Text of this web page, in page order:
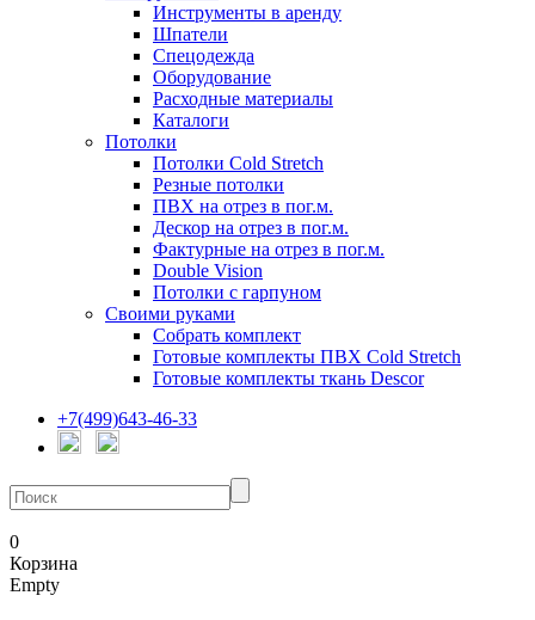
Инструменты в аренду
Шпатели
Спецодежда
Оборудование
Расходные материалы
Каталоги
Потолки
Потолки Cold Stretch
Резные потолки
ПВХ на отрез в пог.м.
Дескор на отрез в пог.м.
Фактурные на отрез в пог.м.
Double Vision
Потолки с гарпуном
Своими руками
Собрать комплект
Готовые комплекты ПВХ Cold Stretch
Готовые комплекты ткань Descor
+7(499)643-46-33
0
Корзина
Empty